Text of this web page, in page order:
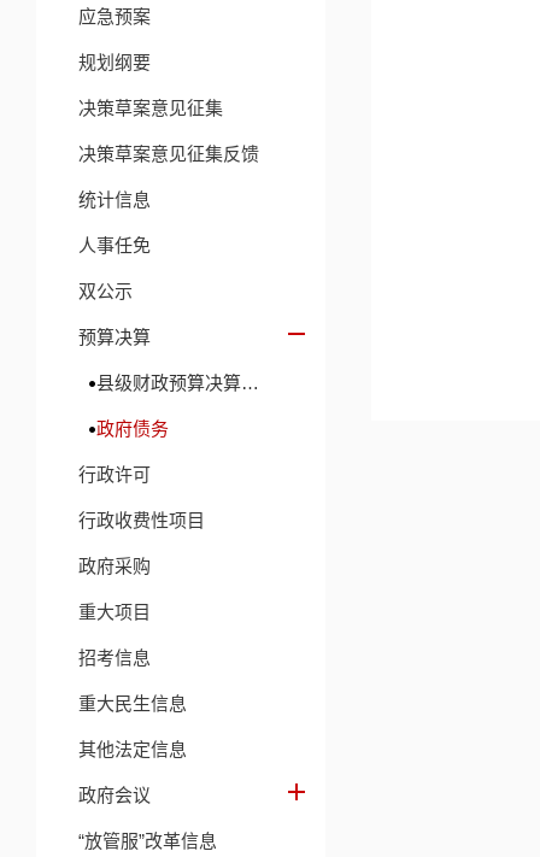
应急预案
规划纲要
决策草案意见征集
决策草案意见征集反馈
统计信息
人事任免
双公示
预算决算
县级财政预算决算及财政收支信息
政府债务
行政许可
行政收费性项目
政府采购
重大项目
招考信息
重大民生信息
其他法定信息
政府会议
“放管服”改革信息